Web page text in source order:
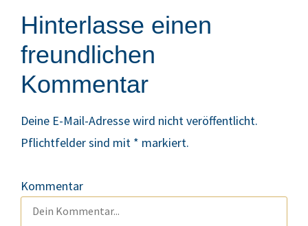
Hinterlasse einen
freundlichen
Kommentar
Deine E-Mail-Adresse wird nicht veröffentlicht.
Pflichtfelder sind mit * markiert.
Kommentar